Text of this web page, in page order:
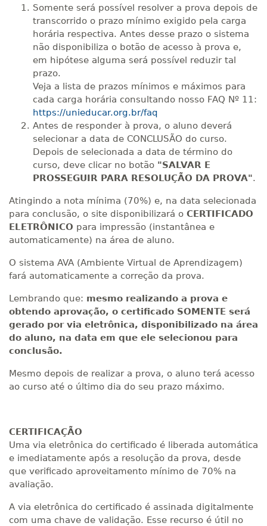
Somente será possível resolver a prova depois de
transcorrido o prazo mínimo exigido pela carga
horária respectiva. Antes desse prazo o sistema
não disponibiliza o botão de acesso à prova e,
em hipótese alguma será possível reduzir tal
prazo.
Veja a lista de prazos mínimos e máximos para
cada carga horária consultando nosso FAQ Nº 11:
https://unieducar.org.br/faq
Antes de responder à prova, o aluno deverá
selecionar a data de CONCLUSÃO do curso.
Depois de selecionada a data de término do
curso, deve clicar no botão "SALVAR E
PROSSEGUIR PARA RESOLUÇÃO DA PROVA".
Atingindo a nota mínima (70%) e, na data selecionada
para conclusão, o site disponibilizará o CERTIFICADO
ELETRÔNICO para impressão (instantânea e
automaticamente) na área de aluno.
O sistema AVA (Ambiente Virtual de Aprendizagem)
fará automaticamente a correção da prova.
Lembrando que: mesmo realizando a prova e
obtendo aprovação, o certificado SOMENTE será
gerado por via eletrônica, disponibilizado na área
do aluno, na data em que ele selecionou para
conclusão.
Mesmo depois de realizar a prova, o aluno terá acesso
ao curso até o último dia do seu prazo máximo.
CERTIFICAÇÃO
Uma via eletrônica do certificado é liberada automática
e imediatamente após a resolução da prova, desde
que verificado aproveitamento mínimo de 70% na
avaliação.
A via eletrônica do certificado é assinada digitalmente
com uma chave de validação. Esse recurso é útil no